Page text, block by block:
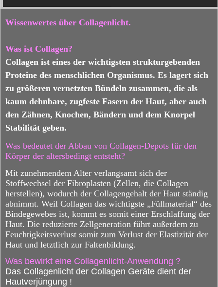
Wissenwertes über Collagenlicht.
Was ist Collagen?
Collagen ist eines der wichtigsten strukturgebenden
Proteine des menschlichen Organismus. Es lagert sich
zu größeren vernetzten Bündeln zusammen, die als
kaum dehnbare, zugfeste Fasern der Haut, aber auch
den Zähnen, Knochen, Bändern und dem Knorpel
Stabilität geben.
Was bedeutet der Abbau von Collagen-Depots für den
Körper der altersbedingt entsteht?
Mit zunehmendem Alter verlangsamt sich der
Stoffwechsel der Fibroplasten (Zellen, die Collagen
herstellen), wodurch der Collagengehalt der Haut ständig
abnimmt. Weil Collagen das wichtigste „Füllmaterial“ des
Bindegewebes ist, kommt es somit einer Erschlaffung der
Haut. Die reduzierte Zellgeneration führt außerdem zu
Feuchtigkeitsverlust somit zum Verlust der Elastizität der
Haut und letztlich zur Faltenbildung.
Was bewirkt eine Collagenlicht-Anwendung ?
Das Collagenlicht der Collagen Geräte dient der
Hautverjüngung !